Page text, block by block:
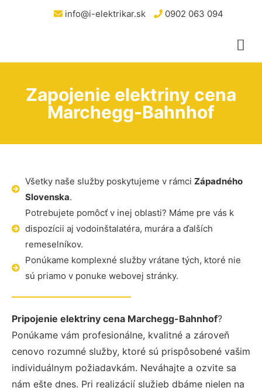
info@i-elektrikar.sk 0902 063 094
Zapojenie elektriny cena
Marchegg-Bahnhof
Všetky naše služby poskytujeme v rámci Západného
Slovenska.
Potrebujete pomôcť v inej oblasti? Máme pre vás k
dispozícii aj vodoinštalatéra, murára a ďalších
remeselníkov.
Ponúkame komplexné služby vrátane tých, ktoré nie
sú priamo v ponuke webovej stránky.
Pripojenie elektriny cena Marchegg-Bahnhof?
Ponúkame vám profesionálne, kvalitné a zároveň
cenovo rozumné služby, ktoré sú prispôsobené vašim
individuálnym požiadavkám. Neváhajte a ozvite sa
nám ešte dnes. Pri realizácií služieb dbáme nielen na